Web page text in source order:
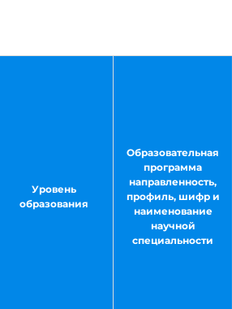
Уровень
образования
Образовательная
программа
направленность,
профиль, шифр и
наименование
научной
специальности